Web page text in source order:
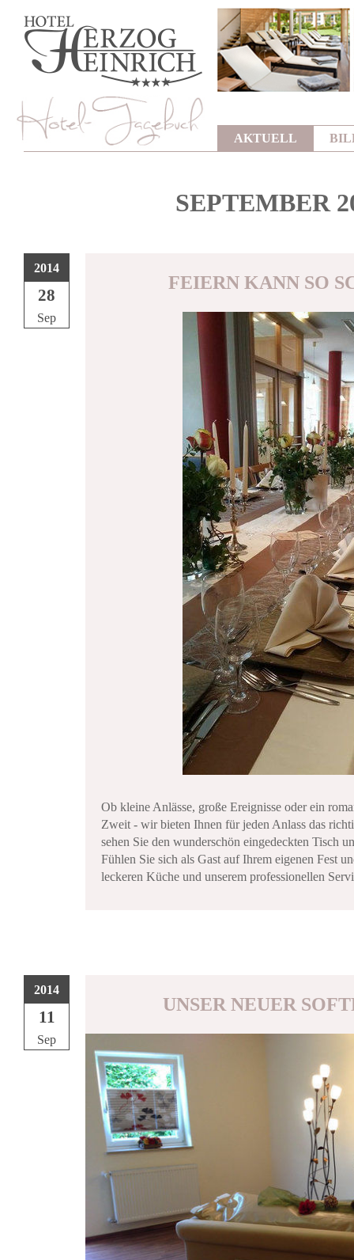
AKTUELL
SEPTEMBER
2014
28
Sep
FEIERN KANN SO
Ob kleine Anlässe, große Ereignisse oder ein
Zweit - wir bieten Ihnen für jeden Anlass das
sehen Sie den wunderschön eingedeckten Tisch
Fühlen Sie sich als Gast auf Ihrem eigenen Fest
leckeren Küche und unserem professionellen
2014
11
Sep
UNSER NEUER